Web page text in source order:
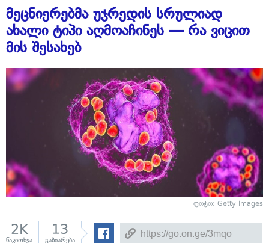
მეცნიერებმა უჯრედის სრულიად
ახალი ტიპი აღმოაჩინეს — რა ვიცით
მის შესახებ
ფოტო: Getty Images
2K
წაკითხვა
13
გაზიარება